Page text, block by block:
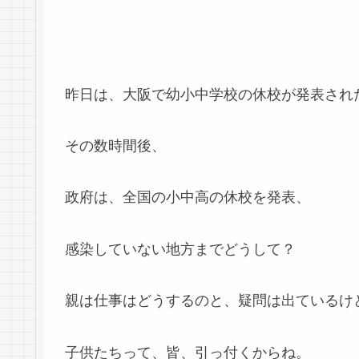
昨日は、大阪で幼小中学校の休校が発表され
その数時間後、
政府は、全国の小中高の休校を発表、
感染していない地方までどうして？
親は仕事はどうするのと、疑問は出ているけ
子供たちって、皆、引っ付くからね。